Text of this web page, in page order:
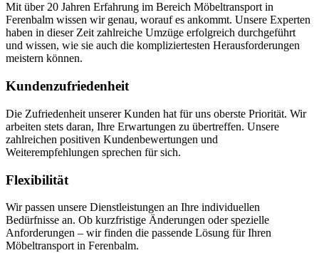
Mit über 20 Jahren Erfahrung im Bereich Möbeltransport in
Ferenbalm wissen wir genau, worauf es ankommt. Unsere Experten
haben in dieser Zeit zahlreiche Umzüge erfolgreich durchgeführt
und wissen, wie sie auch die kompliziertesten Herausforderungen
meistern können.
Kundenzufriedenheit
Die Zufriedenheit unserer Kunden hat für uns oberste Priorität. Wir
arbeiten stets daran, Ihre Erwartungen zu übertreffen. Unsere
zahlreichen positiven Kundenbewertungen und
Weiterempfehlungen sprechen für sich.
Flexibilität
Wir passen unsere Dienstleistungen an Ihre individuellen
Bedürfnisse an. Ob kurzfristige Änderungen oder spezielle
Anforderungen – wir finden die passende Lösung für Ihren
Möbeltransport in Ferenbalm.